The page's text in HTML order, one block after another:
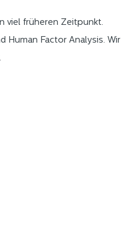
viel früheren Zeitpunkt.
Human Factor Analysis. Wir